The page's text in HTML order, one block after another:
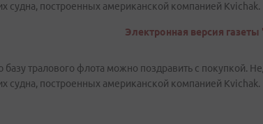
судна, построенных американской компанией Kvichak.
Электронная версия
тралового флота можно поздравить с покупкой.
судна, построенных американской компанией Kvichak.